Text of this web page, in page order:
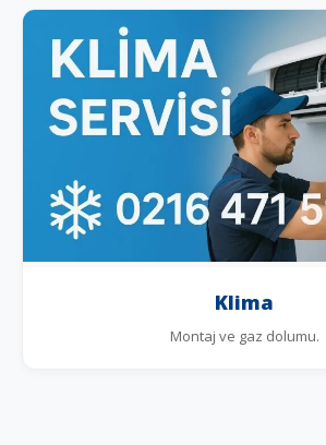
Klima
Montaj ve gaz dolumu.